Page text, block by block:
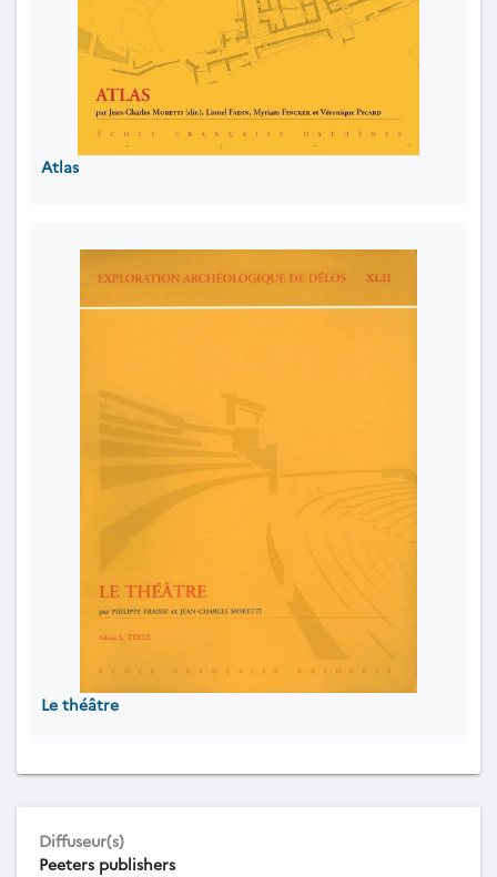
Atlas
Le théâtre
Diffuseur(s)
Peeters publishers